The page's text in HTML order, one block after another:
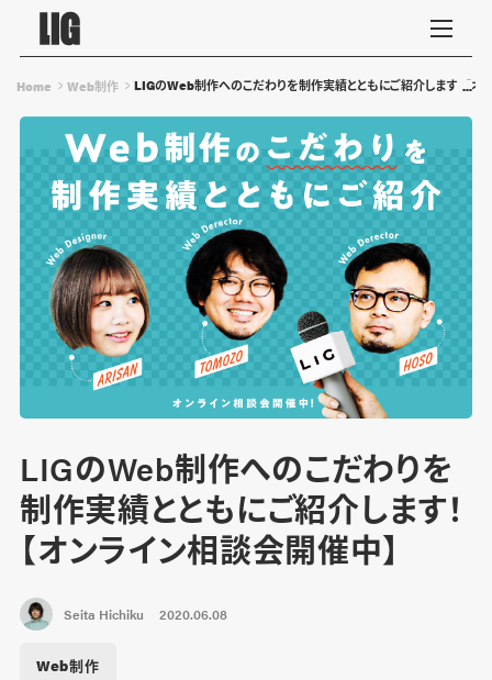
Home Web制作 LIGのWeb制作へのこだわりを制作実績とともにご紹介します！【オ
LIGのWeb制作へのこだわりを
制作実績とともにご紹介します！
【オンライン相談会開催中】
Seita Hichiku 2020.06.08
Web制作